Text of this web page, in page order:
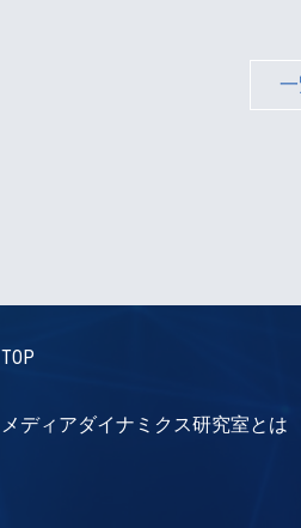
TOP
メディアダイナミクス研究室とは